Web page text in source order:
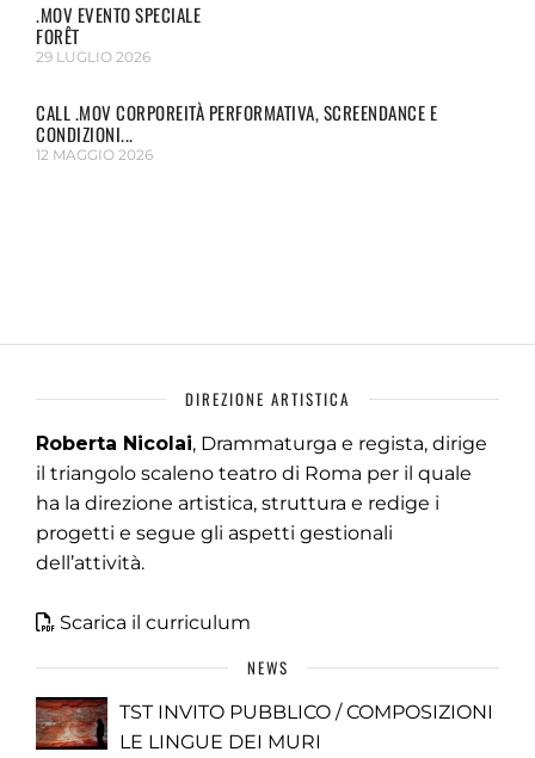
.MOV EVENTO SPECIALE
FORÊT
29 LUGLIO 2026
CALL .MOV CORPOREITÀ PERFORMATIVA, SCREENDANCE E
CONDIZIONI...
12 MAGGIO 2026
DIREZIONE ARTISTICA
Roberta Nicolai, Drammaturga e regista, dirige
il triangolo scaleno teatro di Roma per il quale
ha la direzione artistica, struttura e redige i
progetti e segue gli aspetti gestionali
dell’attività.
Scarica il curriculum
NEWS
TST INVITO PUBBLICO / COMPOSIZIONI
LE LINGUE DEI MURI